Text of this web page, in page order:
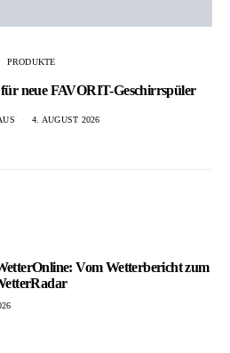
PRODUKTE
neue FAVORIT-Geschirrspüler
4. AUGUST 2026
Vom Wetterbericht zum